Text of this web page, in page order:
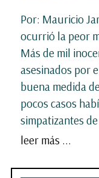
Por: Mauricio
ocurrió la peor
Más de mil
asesinados por
buena medida
pocos casos
simpatizantes
leer más ...